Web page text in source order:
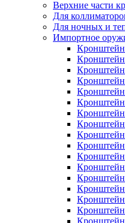
Верхние части
Для
Для ночных и
Импортное